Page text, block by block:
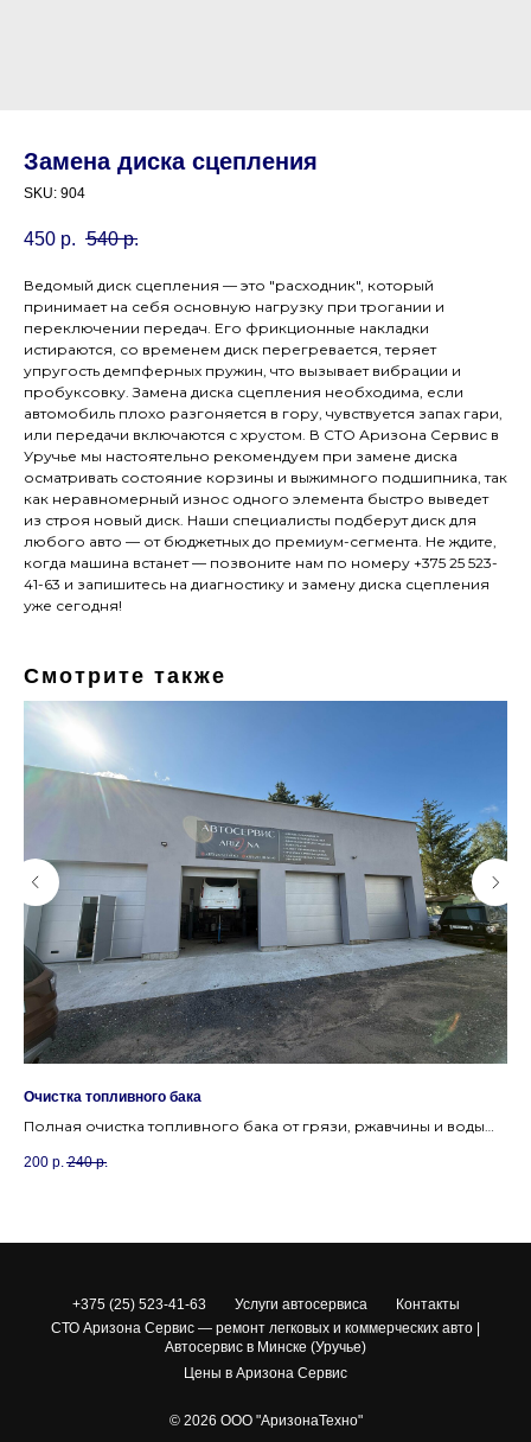
Замена диска сцепления
SKU: 904
450 р. 540 р.
Ведомый диск сцепления — это "расходник", который
принимает на себя основную нагрузку при трогании и
переключении передач. Его фрикционные накладки
истираются, со временем диск перегревается, теряет
упругость демпферных пружин, что вызывает вибрации и
пробуксовку. Замена диска сцепления необходима, если
автомобиль плохо разгоняется в гору, чувствуется запах гари,
или передачи включаются с хрустом. В СТО Аризона Сервис в
Уручье мы настоятельно рекомендуем при замене диска
осматривать состояние корзины и выжимного подшипника, так
как неравномерный износ одного элемента быстро выведет
из строя новый диск. Наши специалисты подберут диск для
любого авто — от бюджетных до премиум-сегмента. Не ждите,
когда машина встанет — позвоните нам по номеру +375 25 523-
41-63 и запишитесь на диагностику и замену диска сцепления
уже сегодня!
Смотрите также
Очистка топливного бака
Полная очистка топливного бака от грязи, ржавчины и воды
200 р. 240 р.
+375 (25) 523-41-63 Услуги автосервиса
Контакты
СТО Аризона Сервис — ремонт легковых и коммерческих авто |
Автосервис в Минске (Уручье)
Цены в Аризона Сервис
© 2026 ООО "АризонаТехно"